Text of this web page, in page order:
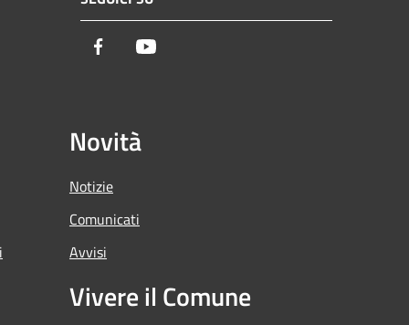
Facebook
Novità
Notizie
Comunicati
Avvisi
Vivere il Comune